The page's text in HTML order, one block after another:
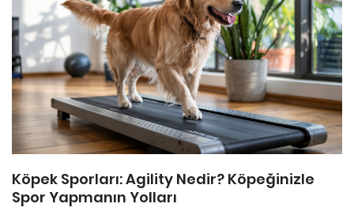
Köpek Sporları: Agility Nedir? Köpeğinizle
Spor Yapmanın Yolları